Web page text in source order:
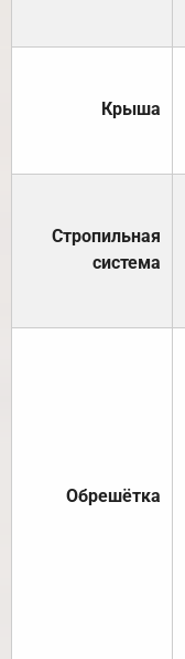
Крыша
Стропильная
система
Обрешётка